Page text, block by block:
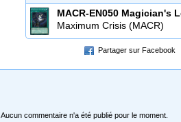
MACR-EN050 Magician's
Maximum Crisis (MACR)
Partager sur Facebook
Aucun commentaire n'a été publié pour le moment.